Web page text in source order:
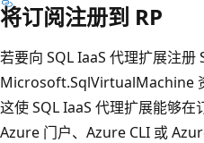
将订阅注册到 RP
若要向 SQL IaaS 代理扩展注
Microsoft.SqlVirtualMachine
这使 SQL IaaS 代理扩展能够
Azure 门户、Azure CLI 或